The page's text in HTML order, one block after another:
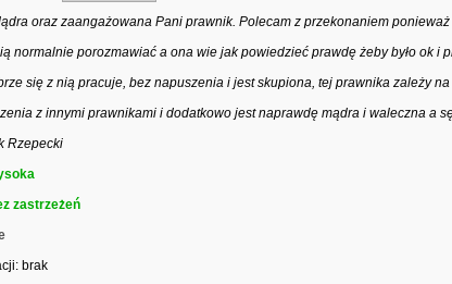
oraz zaangażowana Pani prawnik. Polecam z przekonaniem
normalnie porozmawiać a ona wie jak powiedzieć prawdę żeby było ok i
się z nią pracuje, bez napuszenia i jest skupiona, tej prawnika zależy
z innymi prawnikami i dodatkowo jest naprawdę mądra i waleczna a
Rzepecki
zastrzeżeń
brak